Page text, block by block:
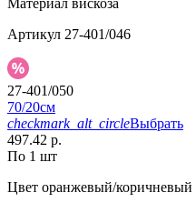
Материал вискоза
Артикул 27-401/046
27-401/050
70/20см
checkmark_alt_circleВыбрать
497.42 р.
По 1 шт
Цвет оранжевый/коричневый